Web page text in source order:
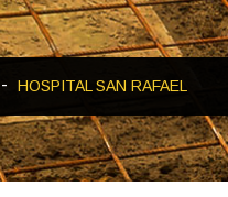
HOSPITAL SAN RAFAEL